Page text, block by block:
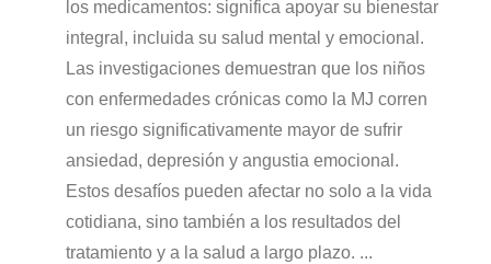
los medicamentos: significa apoyar su bienestar
integral, incluida su salud mental y emocional.
Las investigaciones demuestran que los niños
con enfermedades crónicas como la MJ corren
un riesgo significativamente mayor de sufrir
ansiedad, depresión y angustia emocional.
Estos desafíos pueden afectar no solo a la vida
cotidiana, sino también a los resultados del
tratamiento y a la salud a largo plazo.